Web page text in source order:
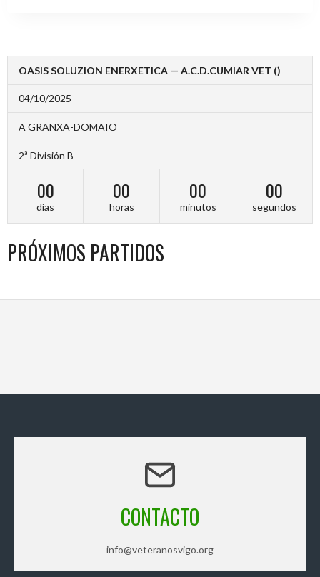
OASIS SOLUZION ENERXETICA — A.C.D.CUMIAR VET ()
04/10/2025
A GRANXA-DOMAIO
2ª División B
00
días
00
horas
00
minutos
00
segundos
PRÓXIMOS PARTIDOS
CONTACTO
info@veteranosvigo.org